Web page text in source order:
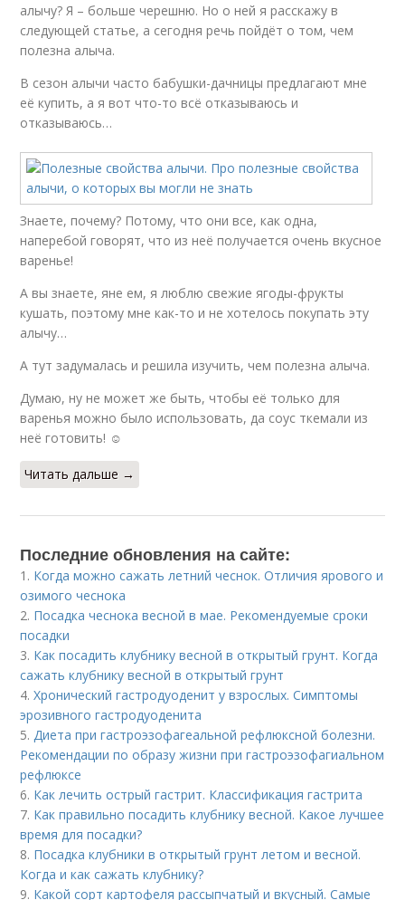
алычу? Я – больше черешню. Но о ней я расскажу в
следующей статье, а сегодня речь пойдёт о том, чем
полезна алыча.
В сезон алычи часто бабушки-дачницы предлагают мне
её купить, а я вот что-то всё отказываюсь и
отказываюсь…
Знаете, почему? Потому, что они все, как одна,
наперебой говорят, что из неё получается очень вкусное
варенье!
А вы знаете, яне ем, я люблю свежие ягоды-фрукты
кушать, поэтому мне как-то и не хотелось покупать эту
алычу…
А тут задумалась и решила изучить, чем полезна алыча.
Думаю, ну не может же быть, чтобы её только для
варенья можно было использовать, да соус ткемали из
неё готовить! ☺
Читать дальше →
Последние обновления на сайте:
1. Когда можно сажать летний чеснок. Отличия ярового и
озимого чеснока
2. Посадка чеснока весной в мае. Рекомендуемые сроки
посадки
3. Как посадить клубнику весной в открытый грунт. Когда
сажать клубнику весной в открытый грунт
4.Хронический гастродуоденит у взрослых. Симптомы
эрозивного гастродуоденита
5. Диета при гастроэзофагеальной рефлюксной болезни.
Рекомендации по образу жизни при гастроэзофагиальном
рефлюксе
6. Как лечить острый гастрит. Классификация гастрита
7. Как правильно посадить клубнику весной. Какое лучшее
время для посадки?
8. Посадка клубники в открытый грунт летом и весной.
Когда и как сажать клубнику?
9. Какой сорт картофеля рассыпчатый и вкусный. Самые